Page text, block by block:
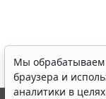
Мы
браузера и
аналитики в